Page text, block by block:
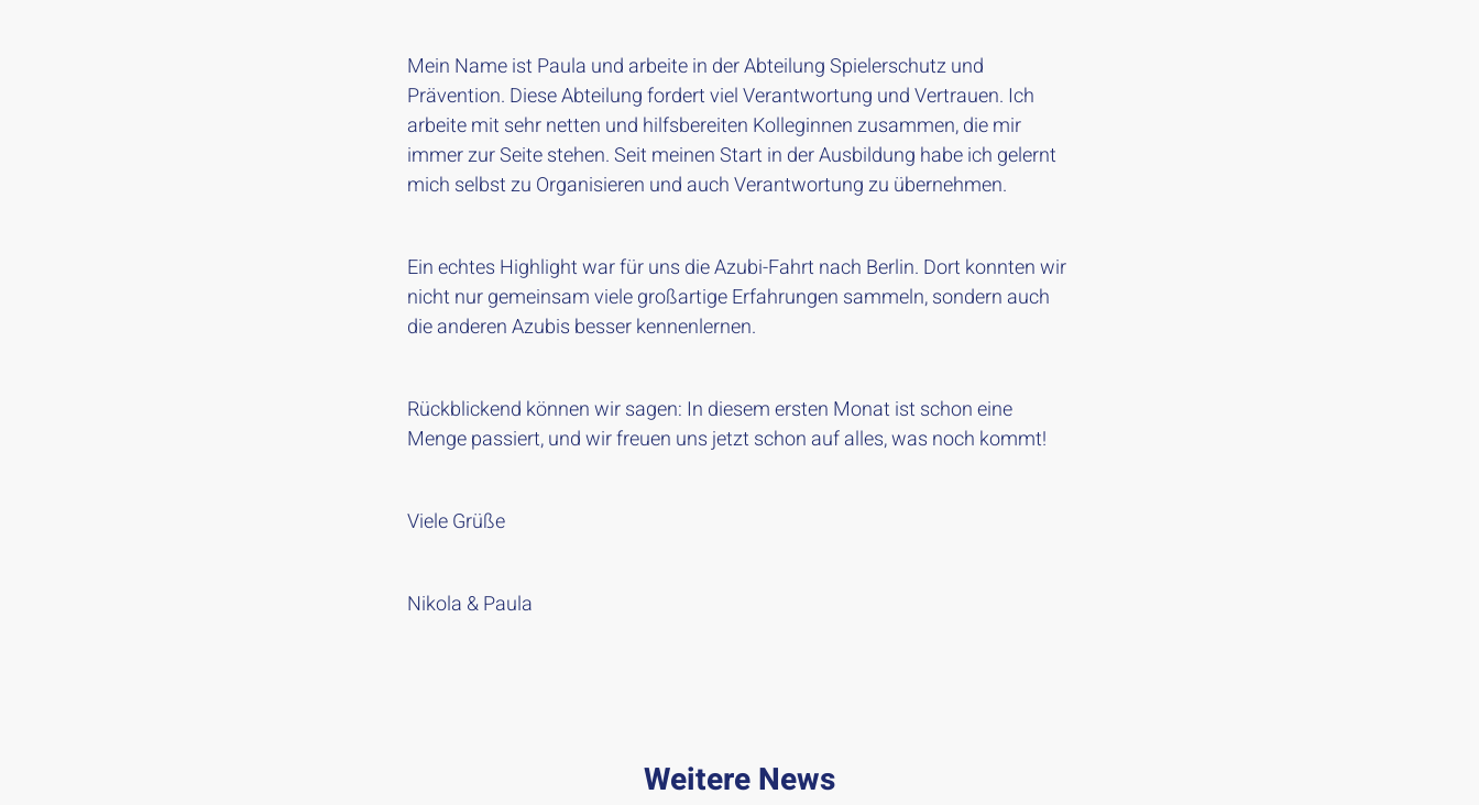
Mein Name ist Paula und arbeite in der Abteilung Spielerschutz und
Prävention. Diese Abteilung fordert viel Verantwortung und Vertrauen. Ich
arbeite mit sehr netten und hilfsbereiten Kolleginnen zusammen, die mir
immer zur Seite stehen. Seit meinen Start in der Ausbildung habe ich gelernt
mich selbst zu Organisieren und auch Verantwortung zu übernehmen.
Ein echtes Highlight war für uns die Azubi-Fahrt nach Berlin. Dort konnten wir
nicht nur gemeinsam viele großartige Erfahrungen sammeln, sondern auch
die anderen Azubis besser kennenlernen.
Rückblickend können wir sagen: In diesem ersten Monat ist schon eine
Menge passiert, und wir freuen uns jetzt schon auf alles, was noch kommt!
Viele Grüße
Nikola & Paula
Weitere News